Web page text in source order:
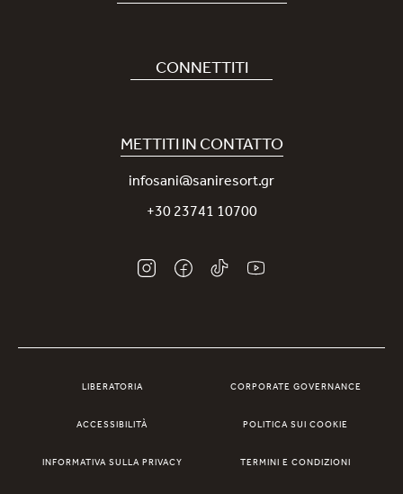
Carriere
News
Premi
Matrimoni
CONNETTITI
Sani Rewards
METTITI IN CONTATTO
infosani@saniresort.gr
+30 23741 10700
LIBERATORIA
ACCESSIBILITÀ
INFORMATIVA SULLA PRIVACY
CORPORATE GOVERNANCE
POLITICA SUI COOKIE
TERMINI E CONDIZIONI